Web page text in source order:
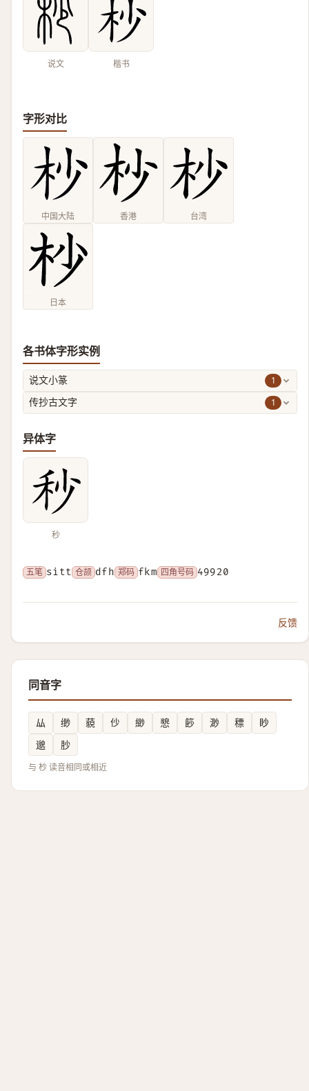
说文 楷书
字形对比
中国大陆 香港 台湾
日本
各书体字形实例
说文小篆 1
传抄古文字 1
异体字
秒
五笔 sitt 仓颉 dfh 郑码 fkm 四角号码 49920
反馈
同音字
厸 缈 藐 仯 緲 㦝 篎 渺 䅺
眇
邈
䏚
与 杪 读音相同或相近